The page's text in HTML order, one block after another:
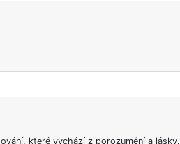
které vychází z porozumění a lásky.